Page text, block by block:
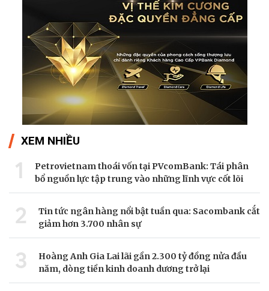
XEM NHIỀU
1
Petrovietnam thoái vốn tại PVcomBank: Tái phân
bổ nguồn lực tập trung vào những lĩnh vực cốt lõi
2
Tin tức ngân hàng nổi bật tuần qua: Sacombank cắt
giảm hơn 3.700 nhân sự
3
Hoàng Anh Gia Lai lãi gần 2.300 tỷ đồng nửa đầu
năm, dòng tiền kinh doanh dương trở lại